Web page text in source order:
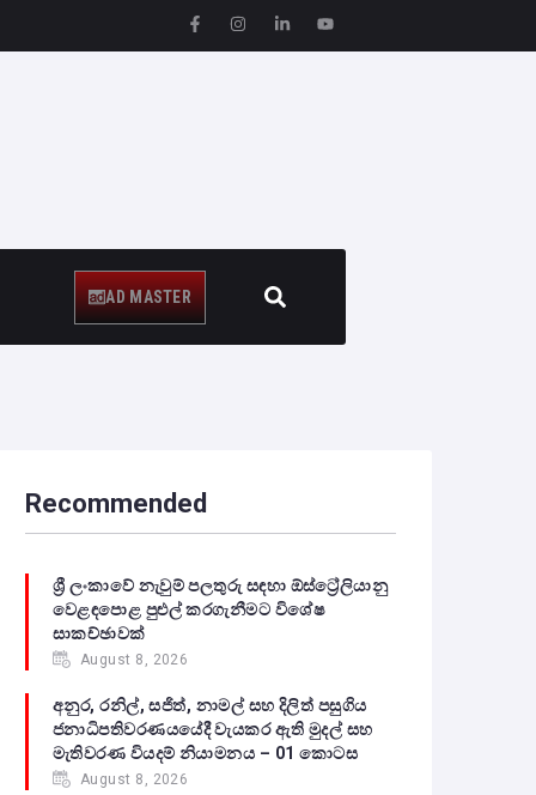
AD MASTER
Recommended
ශ්‍රී ලංකාවේ නැවුම් පලතුරු සඳහා ඕස්ට්‍රේලියානු
වෙළඳපොළ පුළුල් කරගැනීමට විශේෂ
සාකච්ඡාවක්
August 8, 2026
අනුර, රනිල්, සජිත්, නාමල් සහ දිලිත් පසුගිය
ජනාධිපතිවරණයයේදී වැයකර ඇති මුදල් සහ
මැතිවරණ වියදම් නියාමනය – 01 කොටස
August 8, 2026